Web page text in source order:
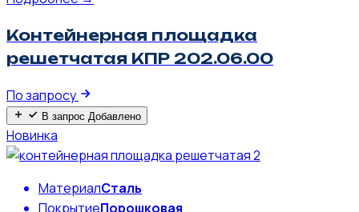
Контейнерная площадка
решетчатая КПР 202.06.00
По запросу
В запрос Добавлено
Новинка
МатериалСталь
ПокрытиеПорошковая